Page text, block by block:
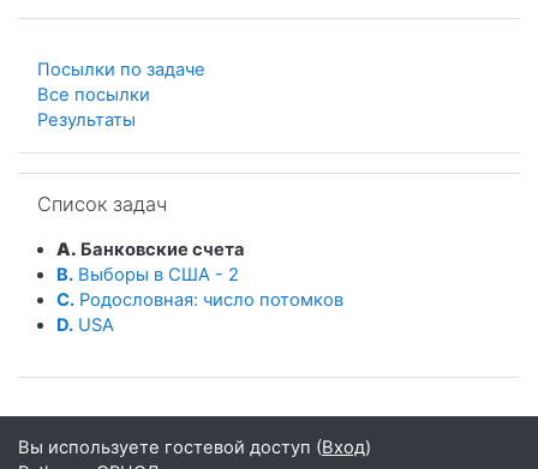
Посылки по задаче
Все посылки
Результаты
Список задач
A. Банковские счета
B. Выборы в США - 2
C. Родословная: число потомков
D. USA
Вы используете гостевой доступ (Вход)